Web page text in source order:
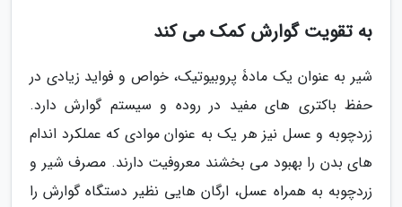
به تقویت گوارش کمک می کند
شیر به عنوان یک مادۀ پروبیوتیک، خواص و فواید زیادی در
حفظ باکتری های مفید در روده و سیستم گوارش دارد.
زردچوبه و عسل نیز هر یک به عنوان موادی که عملکرد اندام
های بدن را بهبود می بخشند معروفیت دارند. مصرف شیر و
زردچوبه به همراه عسل، ارگان هایی نظیر دستگاه گوارش را